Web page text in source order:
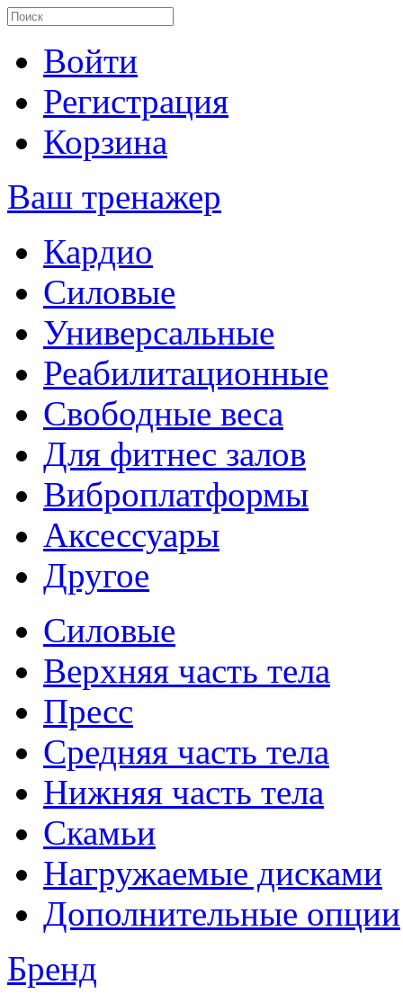
Войти
Регистрация
Корзина
Ваш тренажер
Кардио
Силовые
Универсальные
Реабилитационные
Свободные веса
Для фитнес залов
Виброплатформы
Аксессуары
Другое
Силовые
Верхняя часть тела
Пресс
Средняя часть тела
Нижняя часть тела
Скамьи
Нагружаемые дисками
Дополнительные опции
Бренд